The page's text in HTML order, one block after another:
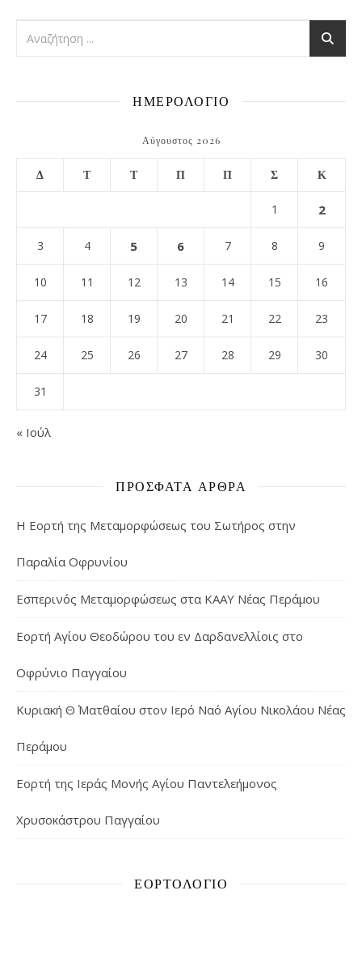
ΗΜΕΡΟΛΟΓΙΟ
Αύγουστος 2026
Δ Τ Τ Π Π Σ Κ
1 2
3 4 5 6 7 8 9
10 11 12 13 14 15 16
17 18 19 20 21 22 23
24 25 26 27 28 29 30
31
« Ιούλ
ΠΡΌΣΦΑΤΑ ΆΡΘΡΑ
Η Εορτή της Μεταμορφώσεως του Σωτήρος στην
Παραλία Οφρυνίου
Εσπερινός Μεταμορφώσεως στα ΚΑΑΥ Νέας Περάμου
Εορτή Αγίου Θεοδώρου του εν Δαρδανελλίοις στο
Οφρύνιο Παγγαίου
Κυριακή Θ΄ Ματθαίου στον Ιερό Ναό Αγίου Νικολάου Νέας
Περάμου
Εορτή της Ιεράς Μονής Αγίου Παντελεήμονος
Χρυσοκάστρου Παγγαίου
ΕΟΡΤΟΛΌΓΙΟ